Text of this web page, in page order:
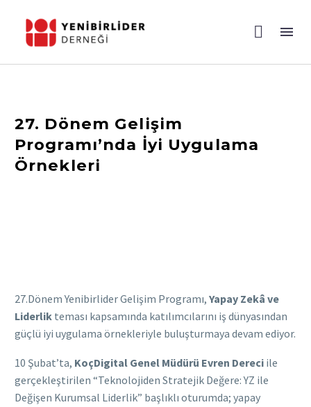
27. Dönem Gelişim
Programı’nda İyi Uygulama
Örnekleri
27.Dönem Yenibirlider Gelişim Programı, Yapay Zekâ ve
Liderlik teması kapsamında katılımcılarını iş dünyasından
güçlü iyi uygulama örnekleriyle buluşturmaya devam ediyor.
10 Şubat’ta, KoçDigital Genel Müdürü Evren Dereci ile
gerçekleştirilen “Teknolojiden Stratejik Değere: YZ ile
Değişen Kurumsal Liderlik” başlıklı oturumda; yapay